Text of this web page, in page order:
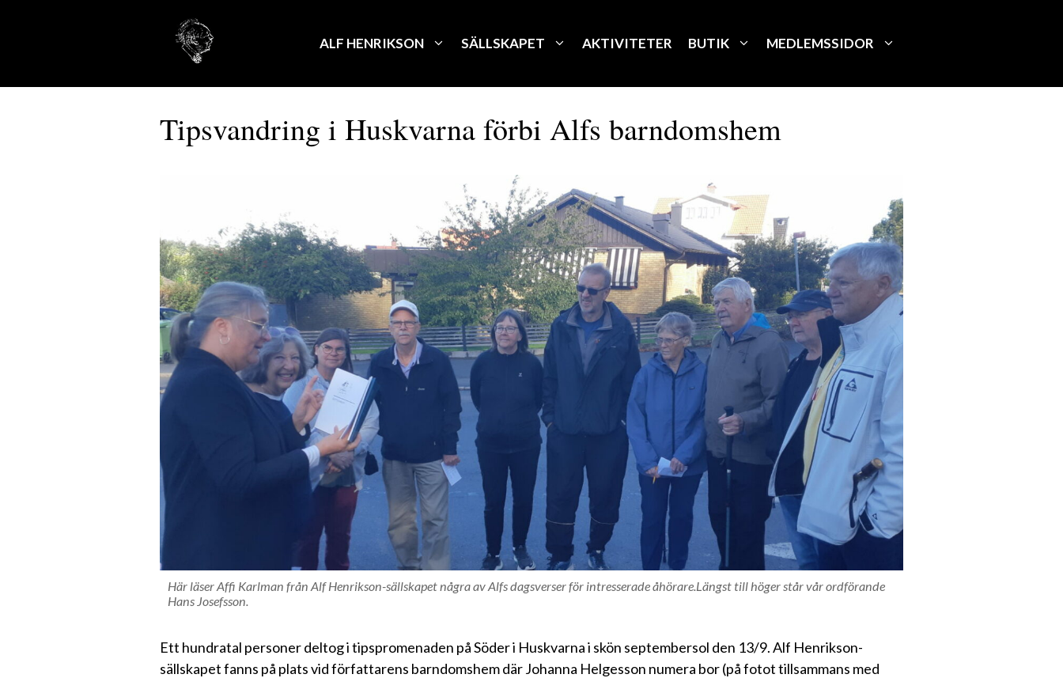
ALF HENRIKSON SÄLLSKAPET AKTIVITETER BUTIK MEDLEMSSIDOR
Tipsvandring i Huskvarna förbi Alfs barndomshem
Här läser Affi Karlman från Alf Henrikson-sällskapet några av Alfs dagsverser för intresserade åhörare.Längst till höger står vår ordförande
Hans Josefsson.
Ett hundratal personer deltog i tipspromenaden på Söder i Huskvarna i skön septembersol den 13/9. Alf Henrikson-
sällskapet fanns på plats vid författarens barndomshem där Johanna Helgesson numera bor (på fotot tillsammans med